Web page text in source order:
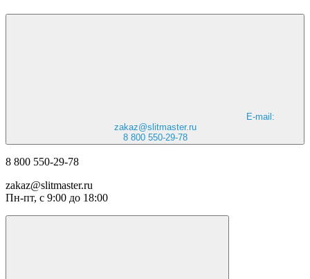
E-mail:
zakaz@slitmaster.ru
8 800 550-29-78
8 800 550-29-78
zakaz@slitmaster.ru
Пн-пт, с 9:00 до 18:00